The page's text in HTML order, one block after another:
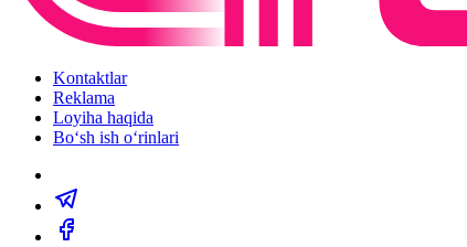
Kontaktlar
Reklama
Loyiha haqida
Bo‘sh ish o‘rinlari